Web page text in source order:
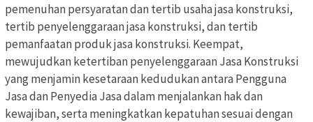
pemenuhan persyaratan dan tertib usaha jasa konstruksi,
tertib penyelenggaraan jasa konstruksi, dan tertib
pemanfaatan produk jasa konstruksi. Keempat,
mewujudkan ketertiban penyelenggaraan Jasa Konstruksi
yang menjamin kesetaraan kedudukan antara Pengguna
Jasa dan Penyedia Jasa dalam menjalankan hak dan
kewajiban, serta meningkatkan kepatuhan sesuai dengan